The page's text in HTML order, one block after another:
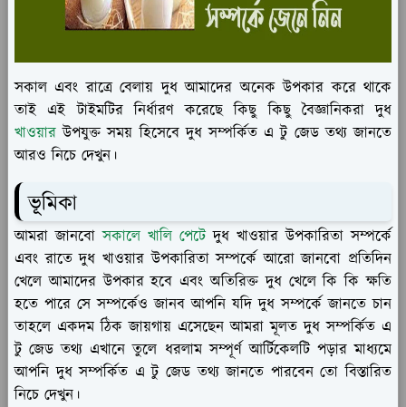
সকাল এবং রাত্রে বেলায় দুধ আমাদের অনেক উপকার করে থাকে
তাই এই টাইমটির নির্ধারণ করেছে কিছু কিছু বৈজ্ঞানিকরা দুধ
খাওয়ার উপযুক্ত সময় হিসেবে দুধ সম্পর্কিত এ টু জেড তথ্য জানতে
আরও নিচে দেখুন।
ভূমিকা
আমরা জানবোসকালে খালি পেটেদুধ খাওয়ার উপকারিতা সম্পর্কে
এবং রাতে দুধ খাওয়ার উপকারিতা সম্পর্কে আরো জানবো প্রতিদিন
খেলে আমাদের উপকার হবে এবং অতিরিক্ত দুধ খেলে কি কি ক্ষতি
হতে পারে সে সম্পর্কেও জানব আপনি যদি দুধ সম্পর্কে জানতে চান
তাহলে একদম ঠিক জায়গায় এসেছেন আমরা মূলত দুধ সম্পর্কিত এ
টু জেড তথ্য এখানে তুলে ধরলাম সম্পূর্ণ আর্টিকেলটি পড়ার মাধ্যমে
আপনি দুধ সম্পর্কিত এ টু জেড তথ্য জানতে পারবেন তো বিস্তারিত
নিচে দেখুন।